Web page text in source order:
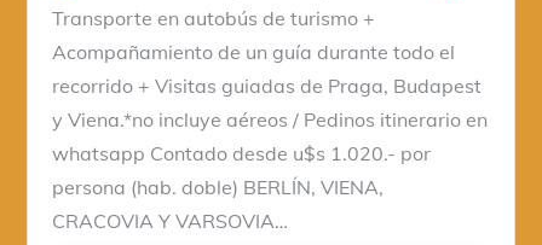
Transporte en autobús de turismo +
Acompañamiento de un guía durante todo el
recorrido + Visitas guiadas de Praga, Budapest
y Viena.*no incluye aéreos / Pedinos itinerario en
whatsapp Contado desde u$s 1.020.- por
persona (hab. doble) BERLÍN, VIENA,
CRACOVIA Y VARSOVIA…